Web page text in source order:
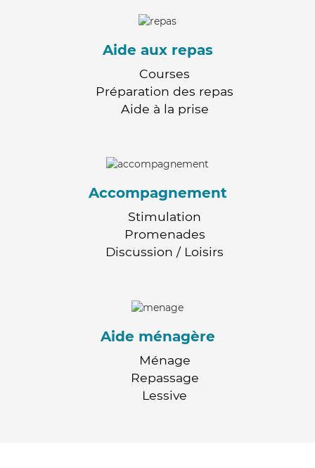
Aide aux repas
Courses
Préparation des repas
Aide à la prise
Accompagnement
Stimulation
Promenades
Discussion / Loisirs
Aide ménagère
Ménage
Repassage
Lessive